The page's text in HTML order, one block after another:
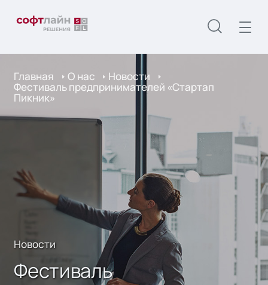
Главная О нас Новости
Фестиваль предпринимателей «Стартап
Пикник»
Новости
Фестиваль